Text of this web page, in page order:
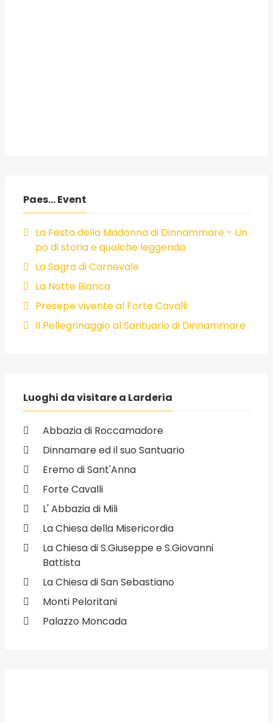
Paes... Event
La Festa della Madonna di Dinnammare - Un
po di storia e qualche leggenda
La Sagra di Carnevale
La Notte Bianca
Presepe vivente al Forte Cavalli
Il Pellegrinaggio al Santuario di Dinnammare
Luoghi da visitare a Larderia
Abbazia di Roccamadore
Dinnamare ed il suo Santuario
Eremo di Sant'Anna
Forte Cavalli
L' Abbazia di Mili
La Chiesa della Misericordia
La Chiesa di S.Giuseppe e S.Giovanni
Battista
La Chiesa di San Sebastiano
Monti Peloritani
Palazzo Moncada